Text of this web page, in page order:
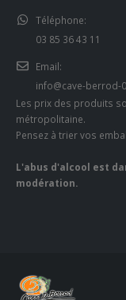
Téléphone:
03 85 36 43 11
Email:
info@cave-berrod-
Les prix des produits
métropolitaine.
Pensez à trier vos
L'abus d'alcool est
modération.